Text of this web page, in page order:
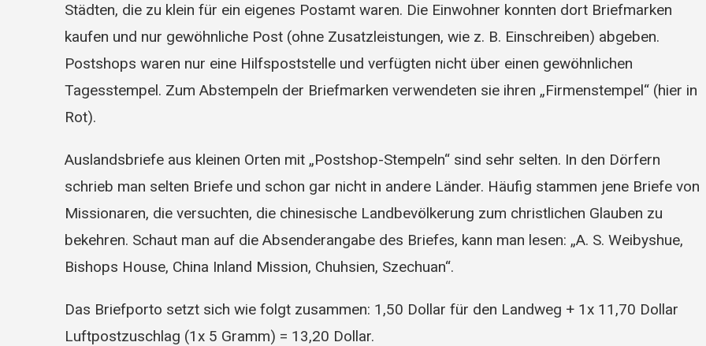
Städten, die zu klein für ein eigenes Postamt waren. Die Einwohner konnten dort Briefmarken
kaufen und nur gewöhnliche Post (ohne Zusatzleistungen, wie z. B. Einschreiben) abgeben.
Postshops waren nur eine Hilfspoststelle und verfügten nicht über einen gewöhnlichen
Tagesstempel. Zum Abstempeln der Briefmarken verwendeten sie ihren „Firmenstempel“ (hier in
Rot).
Auslandsbriefe aus kleinen Orten mit „Postshop-Stempeln“ sind sehr selten. In den Dörfern
schrieb man selten Briefe und schon gar nicht in andere Länder. Häufig stammen jene Briefe von
Missionaren, die versuchten, die chinesische Landbevölkerung zum christlichen Glauben zu
bekehren. Schaut man auf die Absenderangabe des Briefes, kann man lesen: „A. S. Weibyshue,
Bishops House, China Inland Mission, Chuhsien, Szechuan“.
Das Briefporto setzt sich wie folgt zusammen: 1,50 Dollar für den Landweg + 1x 11,70 Dollar
Luftpostzuschlag (1x 5 Gramm) = 13,20 Dollar.